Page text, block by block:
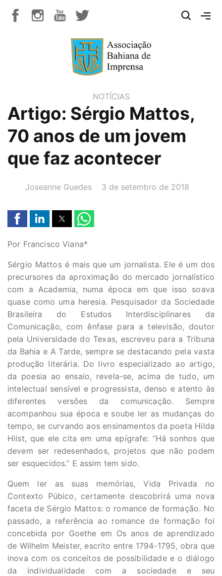
NOTÍCIAS
Artigo: Sérgio Mattos,
70 anos de um jovem
que faz acontecer
AUTOR(A):
Joseanne Guedes DATA:
3 de setembro de 2018
Por Francisco Viana*
Sérgio Mattos é mais que um jornalista. Ele é um dos
precursores da aproximação do mercado jornalístico
com a Academia, numa época em que isso soava
quase como uma heresia. Pesquisador da Sociedade
Brasileira do Estudos Interdisciplinares da
Comunicação, com ênfase para a televisão, doutor
pela Universidade do Texas, escreveu para a Tribuna
da Bahia e A Tarde, sempre se destacando pela vasta
produção literária. Do livro especializado ao artigo,
da poesia ao ensaio, revela-se, acima de tudo, um
intelectual sensível e progressista, denso e atento às
diferentes versões da comunicação. Sempre
acompanhou sua época e soube ler as mudanças do
tempo, se curvando aos ensinamentos da poeta Hilda
Hilst, que ele cita em uma epígrafe: “Há sonhos que
devem ser redesenhados, projetos que não podem
ser esquecidos.” E assim tem sido.
Quem ler as suas memórias, Vida Privada no
Contexto Púbico, certamente descobrirá uma nova
faceta de Sérgio Mattos: o romance de formação. No
passado, a referência ao romance de formação foi
concebida por Goethe em Os anos de aprendizado
de Wilhelm Meister, escrito entre 1794-1795, obra que
inova com os conceitos de possibilidade e o diálogo
da individualidade com a sociedade e seu